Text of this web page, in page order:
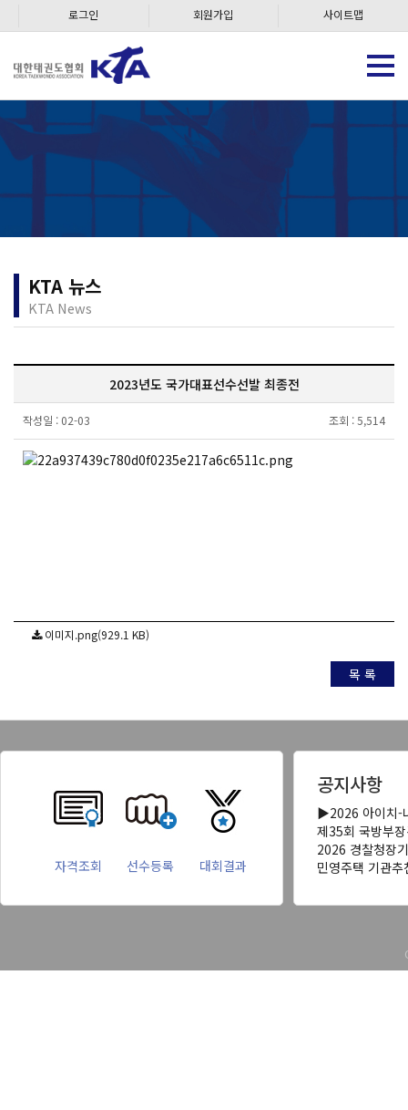
로그인 회원가입 사이트맵
KTA 뉴스
KTA News
2023년도 국가대표선수선발 최종전
작성일 : 02-03 조회 :5,514
이미지.png(929.1 KB)
목 록
자격조회 선수등록 대회결과
공지사항
▶2026 아이치-
제35회 국방부
2026 경찰청장
민영주택 기관